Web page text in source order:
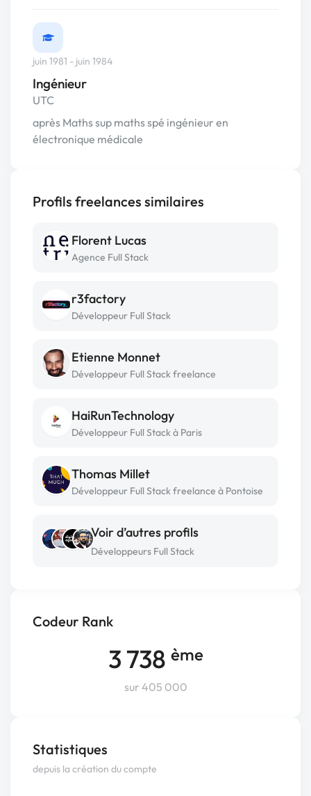
Codeur Rank
3 738 ème
sur 405 000
Statistiques
depuis la création du compte
juin 1981 - juin 1984
Ingénieur
UTC
après Maths sup maths spé ingénieur en
électronique médicale
Profils freelances similaires
Florent Lucas
Agence Full Stack
r3factory
Développeur Full Stack
Etienne Monnet
Développeur Full Stack freelance
HaiRunTechnology
Développeur Full Stack à Paris
Thomas Millet
Développeur Full Stack freelance à Pontoise
Voir d’autres profils
Développeurs Full Stack